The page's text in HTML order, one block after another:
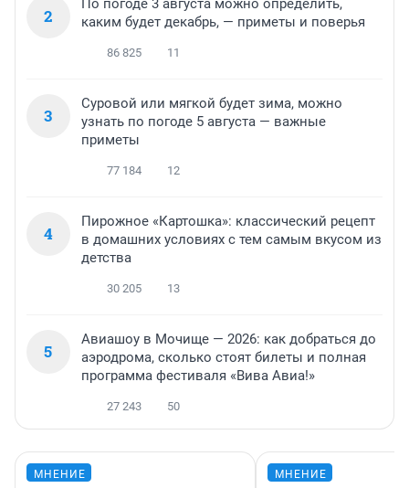
2
По погоде 3 августа можно определить,
каким будет декабрь, — приметы и поверья
86 825 11
3
Суровой или мягкой будет зима, можно
узнать по погоде 5 августа — важные
приметы
77 184 12
4
Пирожное «Картошка»: классический рецепт
в домашних условиях с тем самым вкусом из
детства
30 205 13
5
Авиашоу в Мочище — 2026: как добраться до
аэродрома, сколько стоят билеты и полная
программа фестиваля «Вива Авиа!»
27 243 50
МНЕНИЕ МНЕНИЕ